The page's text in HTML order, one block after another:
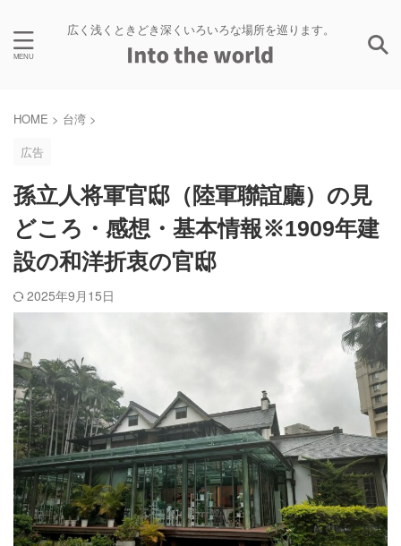
広く浅くときどき深くいろいろな場所を巡ります。
HOME > 台湾 >
広告
孫立人将軍官邸（陸軍聯誼廳）の見
どころ・感想・基本情報※1909年建
設の和洋折衷の官邸
2025年9月15日